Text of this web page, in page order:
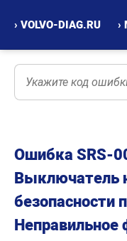
› VOLVO-DIAG.RU ›
Ошибка SRS-
Выключатель
безопасности
Неправильное